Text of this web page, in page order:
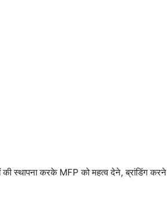
स्थापना करके MFP को महत्व देने, ब्रांडिंग करने